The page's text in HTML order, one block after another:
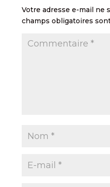
Votre adresse e-mail ne
champs obligatoires